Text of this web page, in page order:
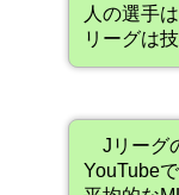
人の選手
リーグは
Jリーグ
YouTube